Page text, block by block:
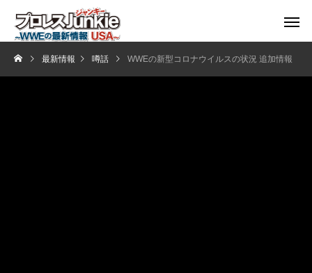
最新情報 噂話 WWEの新型コロナウイルスの状況 追加情報